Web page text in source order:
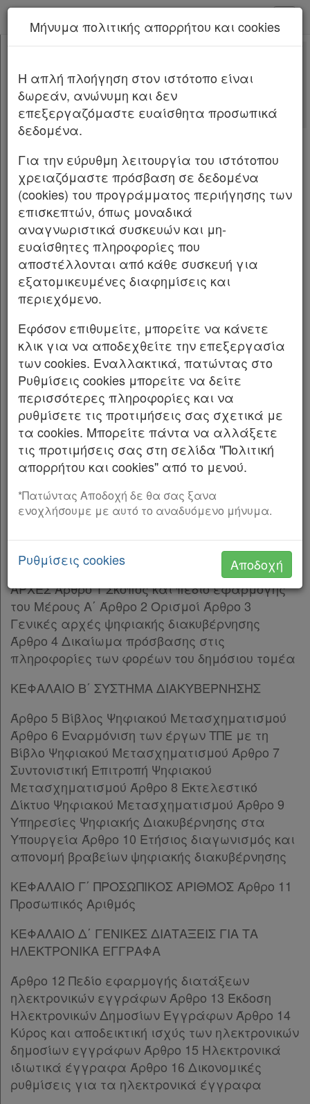
Κεφαλίδα
Σώμα [-]
ΜΕΡΟΣ Α΄ [-]
ΚΕΦΑΛΑΙΟ Α΄
Παρ.1
Παρ.2
Παρ.3
Παρ.4
Παρ.5
Άρθρο 2
Άρθρο 3 [-]
Παρ.1
Παρ.2
Παρ.3
Παρ.4
Παρ.5
Παρ.6
Παρ.7
Άρθρο 4 [-]
Παρ.1
Παρ.2
ΚΕΦΑΛΑΙΟ Β' [-]
Άρθρο 5 [-]
Παρ.1
Παρ.2
Άρθρο 6 [-]
Παρ.2
Παρ.3
Παρ.4
Παρ.5
Άρθρο 7 [-]
Παρ.1
Παρ.3
Παρ.4
Άρθρο 8 [-]
Παρ.1
Παρ.2
Παρ.3
Παρ.4
Άρθρο 9 [-]
Παρ.1
Παρ.3
Παρ.4
Παρ.5
Άρθρο 10 [-]
Παρ.2
ΚΕΦΑΛΑΙΟ Γ΄ [-]
Άρθρο 11 [-]
Παρ.1
Παρ.2
Παρ.3
Παρ.4
Νέα υπηρεσία Kodiko Assistant.Περισσότερα
Νόμος 4727/2020
Αλλαγές που επέφερε
Σχετικά: 22
Με τις
απότο Νόμο 5321/2026
NOMOΣ ΥΠ’ ΑΡΙΘΜ. 4727
Ψηφιακή Διακυβέρνηση (Ενσωμάτωση στην
Ελληνική Νομοθεσία της Οδηγίας (ΕΕ)
2016/2102 και της Οδηγίας (ΕΕ)
2019/1024) Ηλεκτρονικές Επικοινωνίες
(Ενσωμάτωση στο Ελληνικό Δίκαιο της
Η ΠΡΟΕΔΡΟΣ
ΤΗΣ ΕΛΛΗΝΙΚΗΣ ΔΗΜΟΚΡΑΤΙΑΣ
Εκδίδομε τον ακόλουθο νόμο που ψήφισε
η Βουλή:
ΠΙΝΑΚΑΣ ΠΕΡΙΕΧΟΜΕΝΩΝ
ΨΗΦΙΑΚΗ ΔΙΑΚΥΒΕΡΝΗΣΗ
ΚΕΦΑΛΑΙΟ Α΄
ΣΚΟΠΟΣ-ΠΕΔΙΟ ΕΦΑΡΜΟΓΗΣ-ΟΡΙΣΜΟΙΓΕΝΙΚΕΣ
ΑΡΧΕΣ Άρθρο 1 Σκοπός και πεδίο εφαρμογής
του Μέρους Α΄ Άρθρο 2 Ορισμοί Άρθρο 3
Γενικές αρχές ψηφιακής διακυβέρνησης
Άρθρο 4 Δικαίωμα πρόσβασης στις
πληροφορίες των φορέων του δημόσιου τομέα
ΚΕΦΑΛΑΙΟ Β΄ ΣΥΣΤΗΜΑ ΔΙΑΚΥΒΕΡΝΗΣΗΣ
Άρθρο 5 Βίβλος Ψηφιακού Μετασχηματισμού
Άρθρο 6 Εναρμόνιση των έργων ΤΠΕ με τη
Βίβλο Ψηφιακού Μετασχηματισμού Άρθρο 7
Συντονιστική Επιτροπή Ψηφιακού
Μετασχηματισμού Άρθρο 8 Εκτελεστικό
Δίκτυο Ψηφιακού Μετασχηματισμού Άρθρο 9
Υπηρεσίες Ψηφιακής Διακυβέρνησης στα
Υπουργεία Άρθρο 10 Ετήσιος διαγωνισμός και
απονομή βραβείων ψηφιακής διακυβέρνησης
ΚΕΦΑΛΑΙΟ Γ΄ ΠΡΟΣΩΠΙΚΟΣ ΑΡΙΘΜΟΣ Άρθρο 11
Προσωπικός Αριθμός
ΚΕΦΑΛΑΙΟ Δ΄ ΓΕΝΙΚΕΣ ΔΙΑΤΑΞΕΙΣ ΓΙΑ ΤΑ
ΗΛΕΚΤΡΟΝΙΚΑ ΕΓΓΡΑΦΑ
Άρθρο 12 Πεδίο εφαρμογής διατάξεων
ηλεκτρονικών εγγράφων Άρθρο 13 Έκδοση
Ηλεκτρονικών Δημοσίων Εγγράφων Άρθρο 14
Κύρος και αποδεικτική ισχύς των ηλεκτρονικών
δημοσίων εγγράφων Άρθρο 15 Ηλεκτρονικά
ιδιωτικά έγγραφα Άρθρο 16 Δικονομικές
ρυθμίσεις για τα ηλεκτρονικά έγγραφα
Μήνυμα πολιτικής απορρήτου και cookies
H απλή πλοήγηση στον ιστότοπο είναι
δωρεάν, ανώνυμη και δεν
επεξεργαζόμαστε ευαίσθητα προσωπικά
δεδομένα.
Για την εύρυθμη λειτουργία του ιστότοπου
χρειαζόμαστε πρόσβαση σε δεδομένα
(cookies) του προγράμματος περιήγησης των
επισκεπτών, όπως μοναδικά
αναγνωριστικά συσκευών και μη-
ευαίσθητες πληροφορίες που
αποστέλλονται από κάθε συσκευή για
εξατομικευμένες διαφημίσεις και
περιεχόμενο.
Εφόσον επιθυμείτε, μπορείτε να κάνετε
κλικ για να αποδεχθείτε την επεξεργασία
των cookies. Εναλλακτικά, πατώντας στο
Ρυθμίσεις cookies μπορείτε να δείτε
περισσότερες πληροφορίες και να
ρυθμίσετε τις προτιμήσεις σας σχετικά με
τα cookies. Μπορείτε πάντα να αλλάξετε
τις προτιμήσεις σας στη σελίδα "Πολιτική
απορρήτου και cookies" από το μενού.
*Πατώντας Αποδοχή δε θα σας ξανα
ενοχλήσουμε με αυτό το αναδυόμενο μήνυμα.
Ρυθμίσεις cookies Αποδοχή